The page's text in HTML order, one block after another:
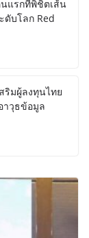
นแรกที่พิชิตเส้น
ดับโลก Red
ริมผู้ลงทุนไทย
าวุธข้อมูล